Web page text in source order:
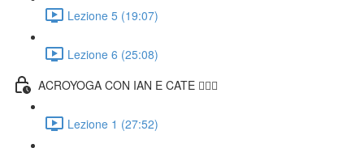
Lezione 5 (19:07)
Lezione 6 (25:08)
ACROYOGA CON IAN E CATE 🤸🏻‍♀️
Lezione 1 (27:52)